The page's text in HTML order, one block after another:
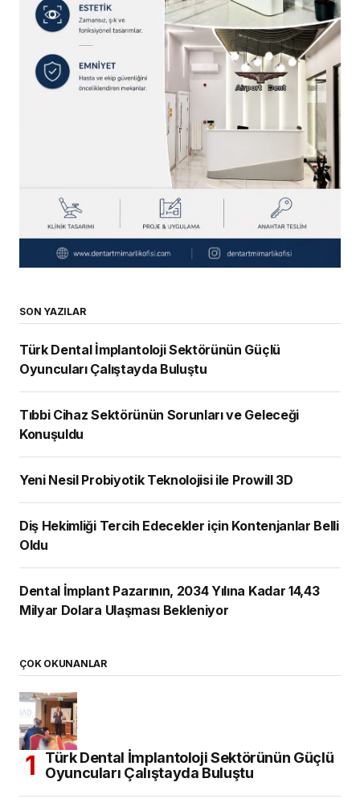
SON YAZILAR
Türk Dental İmplantoloji Sektörünün Güçlü
Oyuncuları Çalıştayda Buluştu
Tıbbi Cihaz Sektörünün Sorunları ve Geleceği
Konuşuldu
Yeni Nesil Probiyotik Teknolojisi ile Prowill 3D
Diş Hekimliği Tercih Edecekler için Kontenjanlar Belli
Oldu
Dental İmplant Pazarının, 2034 Yılına Kadar 14,43
Milyar Dolara Ulaşması Bekleniyor
ÇOK OKUNANLAR
Türk Dental İmplantoloji Sektörünün Güçlü
Oyuncuları Çalıştayda Buluştu